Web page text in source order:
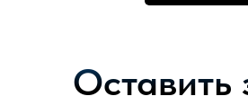
Оставить